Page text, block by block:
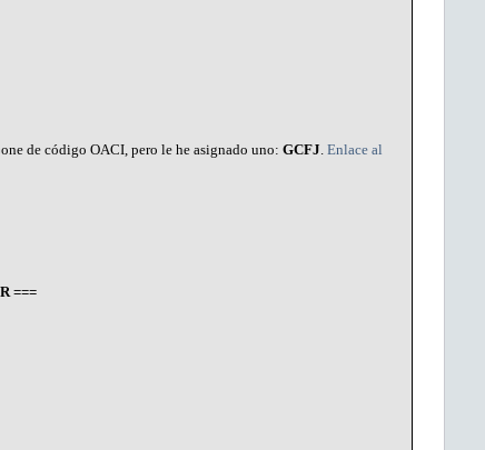
de código OACI, pero le he asignado uno: GCFJ Enlace al
===